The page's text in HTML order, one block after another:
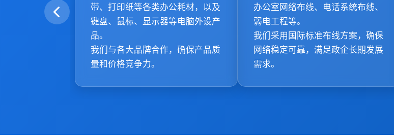
带、打印纸等各类办公耗材，以及
键盘、鼠标、显示器等电脑外设产
品。
我们与各大品牌合作，确保产品质
量和价格竞争力。
办公室网络布线、电话系统布线、
弱电工程等。
我们采用国际标准布线方案，确保
网络稳定可靠，满足政企长期发展
需求。